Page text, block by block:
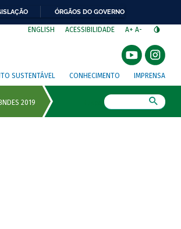
ÓRGÃOS DO GOVERNO
ENGLISH ACESSIBILIDADE A+ A-
SUSTENTÁVEL CONHECIMENTO IMPRENSA